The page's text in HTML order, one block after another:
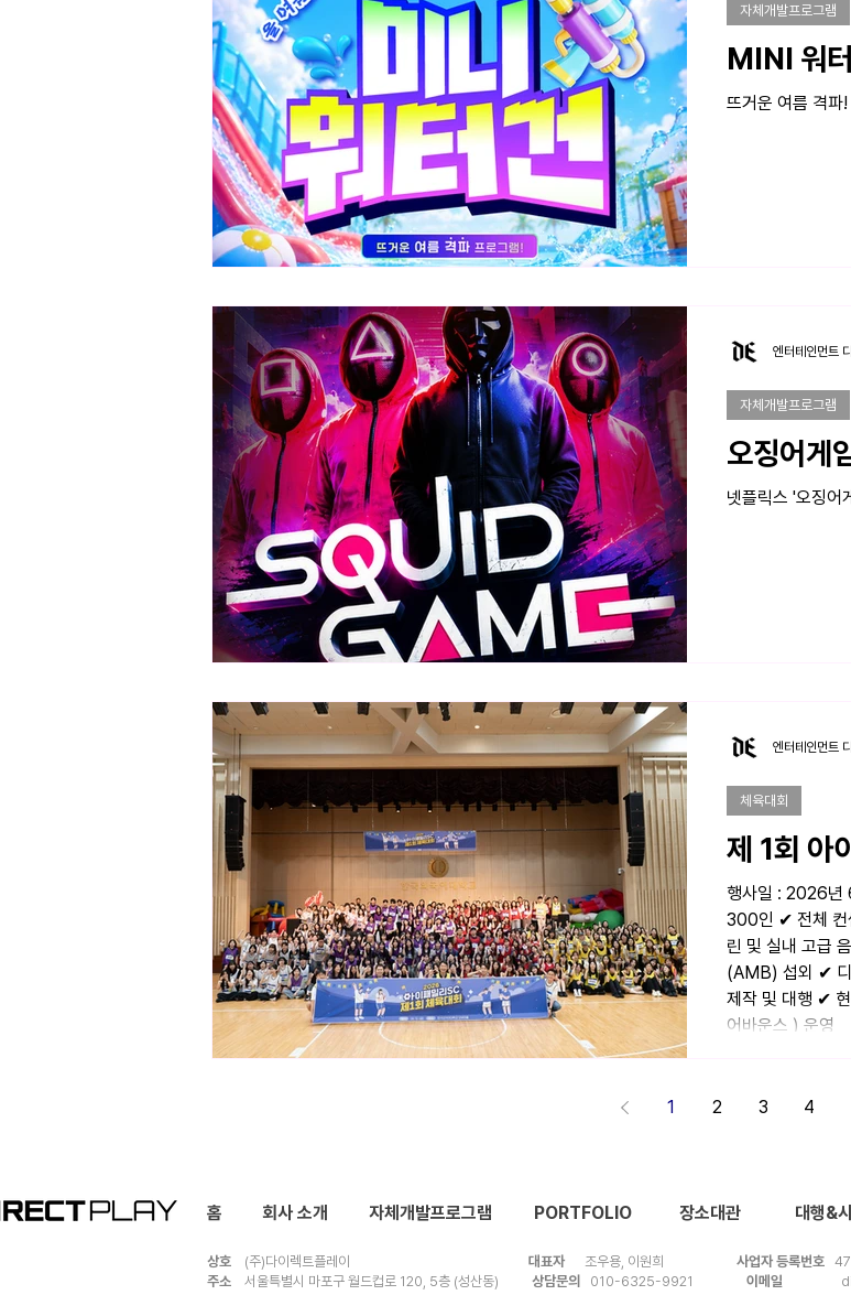
MINI 워
뜨거운 여름 격파
자체개발프로그램
오징어게
넷플릭스 '오징어
자체개발프로그램
엔터테인먼트
제 1회 아
행사일 : 2026년
300인 ✔ 전체 컨
린 및 실내 고급
(AMB) 섭외 ✔ 디
제작 및 대행 ✔
어바운스 ) 운영
체육대회
엔터테인먼트
1 2 3 4
​홈 회사 소개 ​자체개발프로그램 PORTFOLIO 장소대관 대행&
상호 (주)다이렉트플레이 대표자 조우용, 이원희 사업자 등록번호
주소 서울특별시 마포구 월드컵로 120, 5층 (성산동) 상담문의 010-6325-9921 이메일